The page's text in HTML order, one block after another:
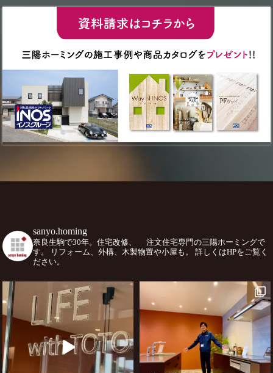
sanyo.homing
奈良生駒で30年。住宅改修、
注文住宅専門の三陽ホーミングで
す。
リフォーム、外構、木製物置や小屋も。
詳しくはHPをご覧く
ださい。